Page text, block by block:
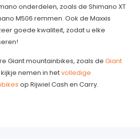
onderdelen, zoals de Shimano XT
M506 remmen. Ook de Maxxis
goede kwaliteit, zodat u elke
Giant mountainbikes, zoals deGiant
nemen in hetvolledige
op Rijwiel Cash en Carry.